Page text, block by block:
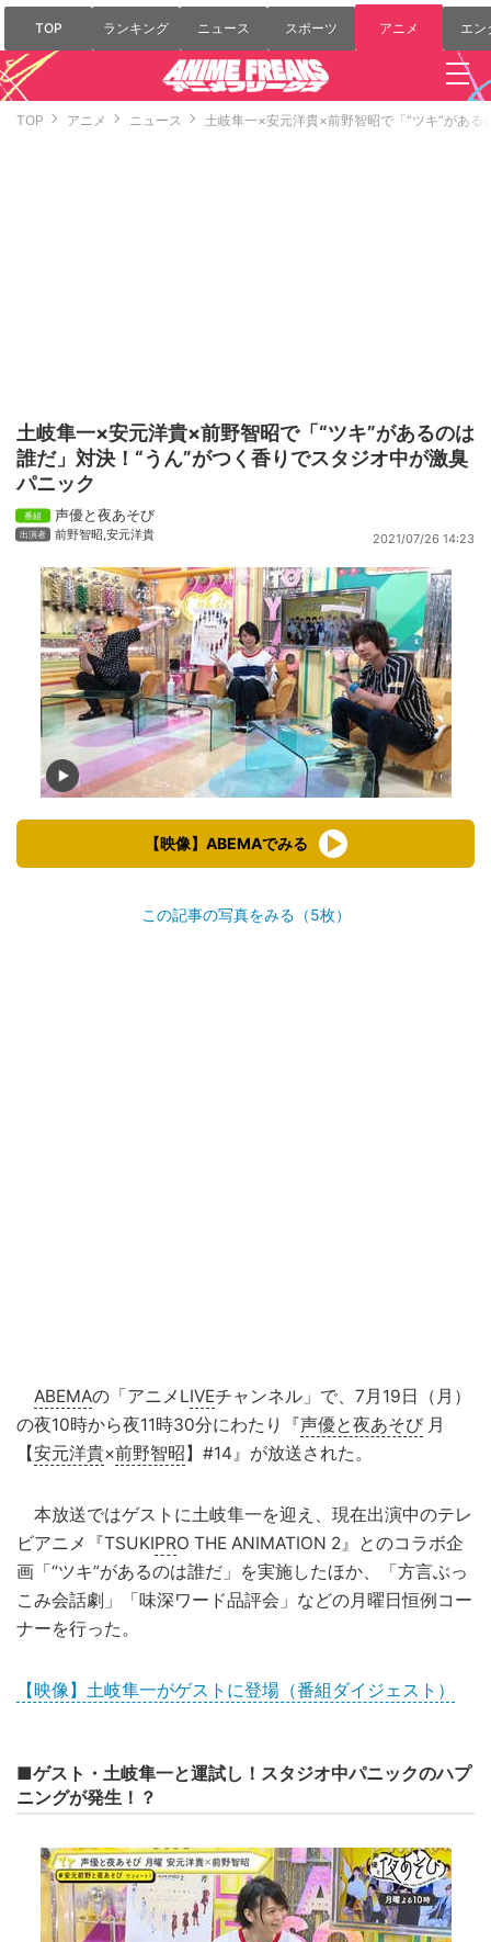
TOP ランキング ニュース スポーツ アニメ エン
TOP アニメ ニュース 土岐隼一×安元洋貴×前野智昭で「“ツキ”があ
土岐隼一×安元洋貴×前野智昭で「“ツキ”があるのは
誰だ」対決！“うん”がつく香りでスタジオ中が激臭
パニック
声優と夜あそび
前野智昭 安元洋貴 2021/07/26 14:23
【映像】ABEMAでみる
この記事の写真をみる（5枚）
ABEMAの「アニメLIVEチャンネル」で、7月19日（月）
の夜10時から夜11時30分にわたり『声優と夜あそび 月
【安元洋貴×前野智昭】#14』が放送された。
本放送ではゲストに土岐隼一を迎え、現在出演中のテレ
ビアニメ『TSUKIPRO THE ANIMATION 2』とのコラボ企
画「“ツキ”があるのは誰だ」を実施したほか、「方言ぶっ
こみ会話劇」「味深ワード品評会」などの月曜日恒例コー
ナーを行った。
【映像】土岐隼一がゲストに登場（番組ダイジェスト）
■ゲスト・土岐隼一と運試し！スタジオ中パニックのハプ
ニングが発生！？